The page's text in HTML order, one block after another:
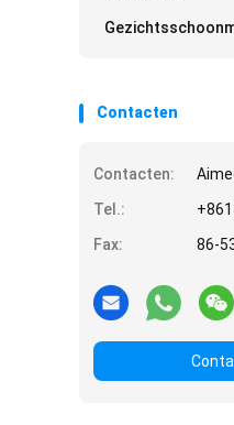
Contacten
Contacten:
Tel.:
Fax:
86-